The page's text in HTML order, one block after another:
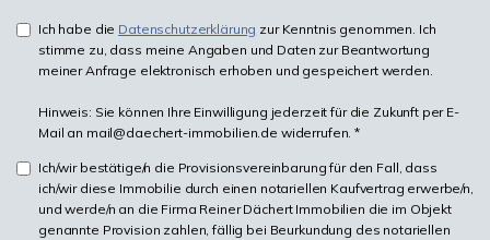
Ich habe die Datenschutzerklärung zur Kenntnis genommen. Ich
stimme zu, dass meine Angaben und Daten zur Beantwortung
meiner Anfrage elektronisch erhoben und gespeichert werden.
Hinweis: Sie können Ihre Einwilligung jederzeit für die Zukunft per E-
Mail an mail@daechert-immobilien.de widerrufen. *
Ich/wir bestätige/n die Provisionsvereinbarung für den Fall, dass
ich/wir diese Immobilie durch einen notariellen Kaufvertrag erwerbe/n,
und werde/n an die Firma Reiner Dächert Immobilien die im Objekt
genannte Provision zahlen, fällig bei Beurkundung des notariellen